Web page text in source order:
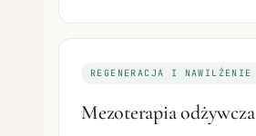
REGENERACJA I NAWILŻENIE
Mezoterapia odżywcza